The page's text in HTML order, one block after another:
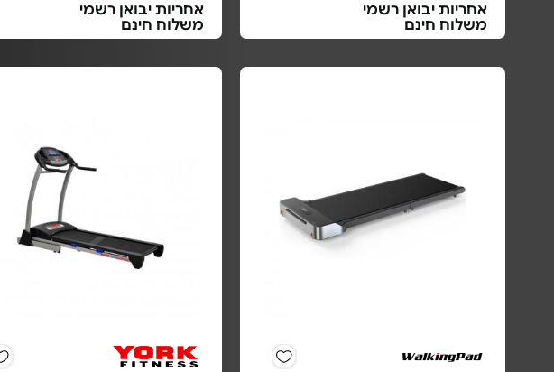
אחריות יבואן רשמי
משלוח חינם
אחריות יבואן רשמי
משלוח חינם